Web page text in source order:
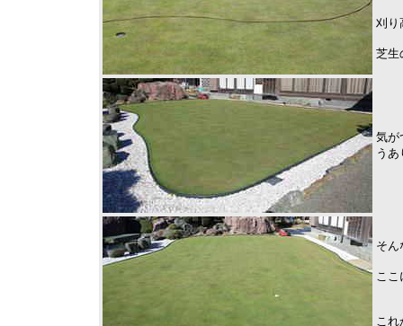
刈り
芝生
気が
う
そん
ここ
これ